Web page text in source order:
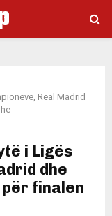
Real Madrid
i Ligës
dhe
finalen